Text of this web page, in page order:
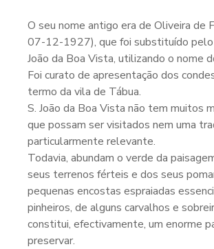
O seu nome antigo era de Oliveira de
07-12-1927), que foi substituído pelo
João da Boa Vista, utilizando o nome
Foi curato de apresentação dos
termo da vila de Tábua.
S. João da Boa Vista não tem muitos
que possam ser visitados nem uma
particularmente relevante.
Todavia, abundam o verde da
seus terrenos férteis e dos seus
pequenas encostas espraiadas
pinheiros, de alguns carvalhos e
constitui, efectivamente, um enorme
preservar.